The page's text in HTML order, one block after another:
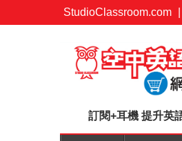
StudioClassroom.com
訂閱+耳機 提升英